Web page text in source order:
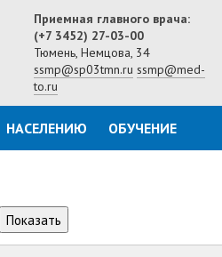
Приемная главного врача:
(+7 3452) 27-03-00
Тюмень, Немцова, 34
ssmp@sp03tmn.ru ssmp@med-
to.ru
НАСЕЛЕНИЮ ОБУЧЕНИЕ
Показать